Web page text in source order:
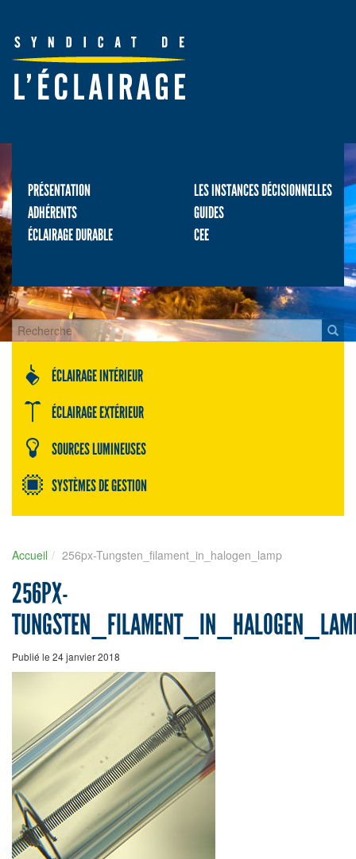
PRÉSENTATION
LES INSTANCES DÉCISIONNELLES
ADHÉRENTS
GUIDES
ÉCLAIRAGE DURABLE
CEE
ÉCLAIRAGE INTÉRIEUR
ÉCLAIRAGE EXTÉRIEUR
SOURCES LUMINEUSES
SYSTÈMES DE GESTION
Accueil 256px-Tungsten_filament_in_halogen_lamp
256PX-
Publié le 24 janvier 2018